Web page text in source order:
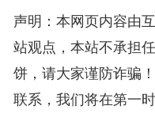
月到数年的时间才能
时间变暗。这可能是
目前尚不清楚这种方
生。
声明：本网页内容由
站观点，本站不承担
饼，请大家谨防诈骗
联系，我们将在第一